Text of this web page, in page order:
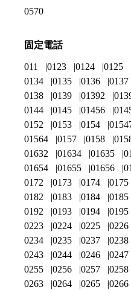
0570
固定電話
011 0123 0124 0125
0134
0135 0136 0137
0138
0139 01392
0144
0145 01456
0152
0153 0154
01564
0157 0158
01632
01634 01635
01654
01655 01656
0172
0173 0174 0175
0182
0183 0184 0185
0192
0193 0194 0195
0223
0224 0225 0226
0234
0235 0237 0238
0243
0244 0246 0247
0255
0256 0257 0258
0263
0264 0265 0266